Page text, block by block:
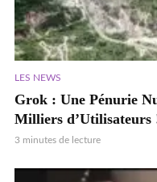
LES NEWS
Grok : Une Pénurie
Milliers d’Utilisateurs
3 minutes de lecture